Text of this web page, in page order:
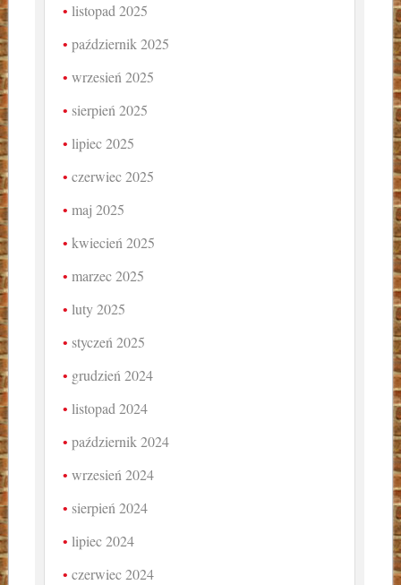
listopad 2025
październik 2025
wrzesień 2025
sierpień 2025
lipiec 2025
czerwiec 2025
maj 2025
kwiecień 2025
marzec 2025
luty 2025
styczeń 2025
grudzień 2024
listopad 2024
październik 2024
wrzesień 2024
sierpień 2024
lipiec 2024
czerwiec 2024